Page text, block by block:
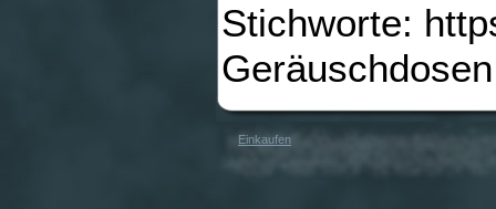
Stichworte:
Geräuschdosen
Einkaufen